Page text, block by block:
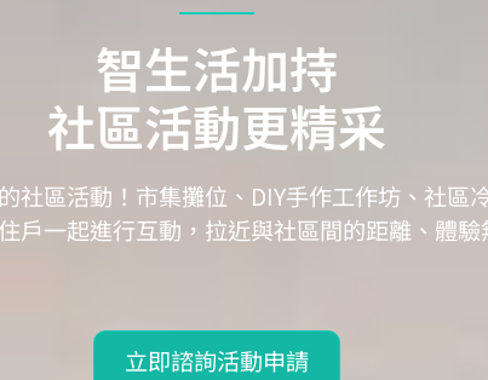
智生活加持
社區活動更精采
社區活動！市集攤位、DIY手作工作坊、社區
戶一起進行互動，拉近與社區間的距離、體
立即諮詢活動申請